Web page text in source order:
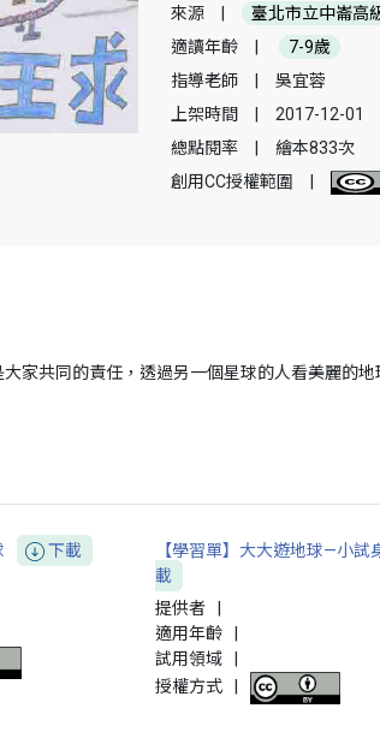
來源
臺北市立中崙高
適讀年齡
7-9歲
指導老師
吳宜蓉
上架時間
2017-12-01
總點閱率
繪本833次
創用CC授權範圍
家共同的責任，透過另一個星球的人看美麗的
下載
【學習單】大大遊地球—小試
載
提供者
適用年齡
試用領域
授權方式